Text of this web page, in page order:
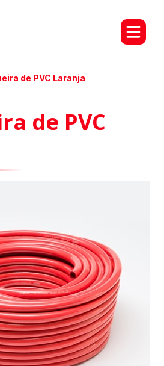
de PVC Laranja
de PVC